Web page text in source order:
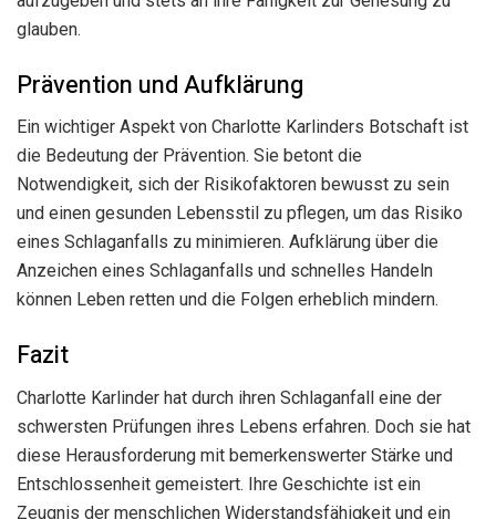
glauben.
Prävention und Aufklärung
Ein wichtiger Aspekt von Charlotte Karlinders Botschaft ist
die Bedeutung der Prävention. Sie betont die
Notwendigkeit, sich der Risikofaktoren bewusst zu sein
und einen gesunden Lebensstil zu pflegen, um das Risiko
eines Schlaganfalls zu minimieren. Aufklärung über die
Anzeichen eines Schlaganfalls und schnelles Handeln
können Leben retten und die Folgen erheblich mindern.
Fazit
Charlotte Karlinder hat durch ihren Schlaganfall eine der
schwersten Prüfungen ihres Lebens erfahren. Doch sie hat
diese Herausforderung mit bemerkenswerter Stärke und
Entschlossenheit gemeistert. Ihre Geschichte ist ein
Zeugnis der menschlichen Widerstandsfähigkeit und ein